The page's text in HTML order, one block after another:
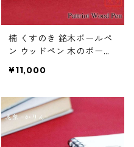
楠 くすのき 銘木ボールペ
ン ウッドペン 木のボール
306
¥11,000